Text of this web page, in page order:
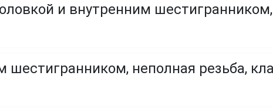
и внутренним
шестигранником, неполная резьба,